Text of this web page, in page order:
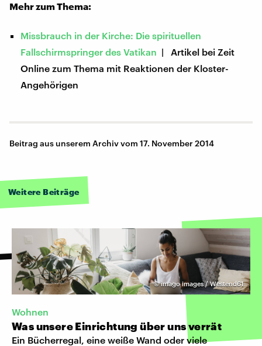
Mehr zum Thema:
Missbrauch in der Kirche: Die spirituellen
Fallschirmspringer des Vatikan | Artikel bei Zeit
Online zum Thema mit Reaktionen der Kloster-
Angehörigen
Beitrag aus unserem Archiv vom 17. November 2014
Weitere Beiträge
©imago images / Westend61
Wohnen
Was unsere Einrichtung über uns verrät
Ein Bücherregal, eine weiße Wand oder viele